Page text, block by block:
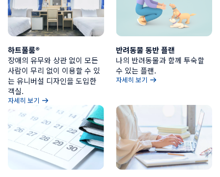
하트풀룸®
장애의 유무와 상관 없이 모든
사람이 무리 없이 이용할 수 있
는 유니버설 디자인을 도입한
객실.
자세히 보기
반려동물 동반 플랜
나의 반려동물과 함께 투숙할
수 있는 플랜.
자세히 보기